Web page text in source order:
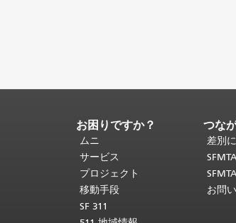
ペ
ー
ジ
コ
ン
テ
お困りですか？
ムニ
サービス
プロジェクト
移動手段
SF 311
つな
差別
お問